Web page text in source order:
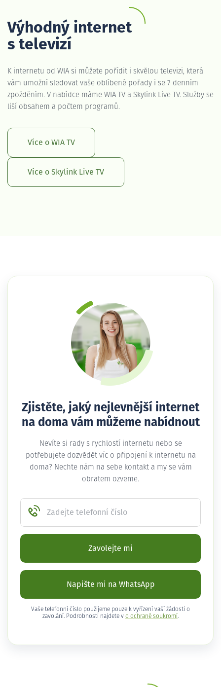
Výhodný internet
s televizí
K internetu od WIA si můžete pořídit i skvělou televizi, která
vám umožní sledovat vaše oblíbené pořady i se 7 denním
zpožděním. V nabídce máme WIA TV a Skylink Live TV. Služby se
liší obsahem a počtem programů.
Více o WIA TV
Více o Skylink Live TV
Zjistěte, jaký nejlevnější internet
na doma vám můžeme nabídnout
Nevíte si rady s rychlostí internetu nebo se
potřebujete dozvědět víc o připojení k internetu na
doma? Nechte nám na sebe kontakt a my se vám
obratem ozveme.
Zadejte telefonní číslo
Zavolejte mi
Napište mi na WhatsApp
Vaše telefonní číslo použijeme pouze k vyřízení vaší žádosti o
zavolání. Podrobnosti najdete v o ochraně soukromí .